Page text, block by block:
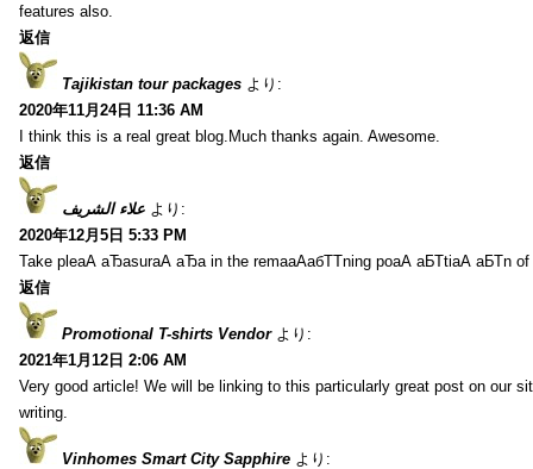
features also.
返信
Tajikistan tour packages より:
2020年11月24日 11:36 AM
I think this is a real great blog.Much thanks again. Awesome.
返信
علاء الشريف より:
2020年12月5日 5:33 PM
Take pleаА аЂаsurаА аЂа in the remaаАабТТning poаА аБТtiаА аБТn
返信
Promotional T-shirts Vendor より:
2021年1月12日 2:06 AM
Very good article! We will be linking to this particularly great post on our
writing.
Vinhomes Smart City Sapphire より: